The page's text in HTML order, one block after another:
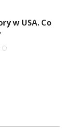
w USA. Co